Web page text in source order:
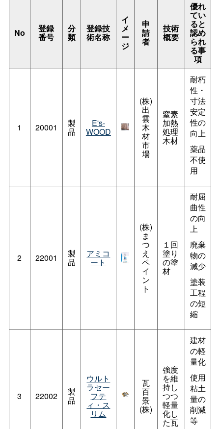
No 登録
番号
分
類
登録技
術名称
イ
メ
ー
ジ
申
請
者
技術
概要
優れ
てい
ると
認め
られ
る事
項
1 20001 製
品
E's-
WOOD
(株)
出
雲
木
材
市
場
窒素
加熱
処理
木材
耐朽
性・
寸法
安定
性の
向上
薬品
不使
用
2 22001 製
品
アミコ
ート
(株)
ま
つ
え
ペ
イ
ン
ト
１回
塗り
の塗
材
耐屈
曲性
の向
上
廃棄
物の
減少
塗装
工程
の短
縮
3 22002 製
品
ウルト
ラセー
フテ
ィ・ス
リム
瓦
百
景
(株)
強度
を維
持し
つつ
軽量
化し
た瓦
建材
の軽
量化
使用
粘土
量の
削減
等